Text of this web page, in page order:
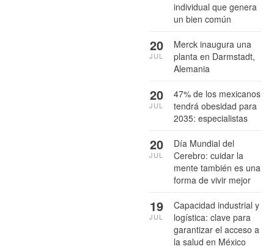
individual que genera
un bien común
Merck inaugura una
planta en Darmstadt,
Alemania
20
JUL
47% de los mexicanos
tendrá obesidad para
2035: especialistas
20
JUL
Día Mundial del
Cerebro: cuidar la
mente también es una
forma de vivir mejor
20
JUL
Capacidad industrial y
logística: clave para
garantizar el acceso a
la salud en México
19
JUL